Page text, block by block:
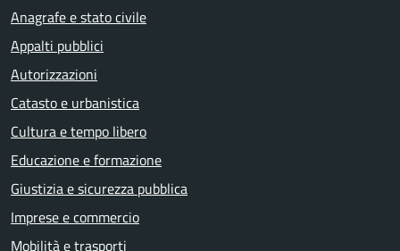
Anagrafe e stato civile
Appalti pubblici
Autorizzazioni
Catasto e urbanistica
Cultura e tempo libero
Educazione e formazione
Giustizia e sicurezza pubblica
Imprese e commercio
Mobilità e trasporti